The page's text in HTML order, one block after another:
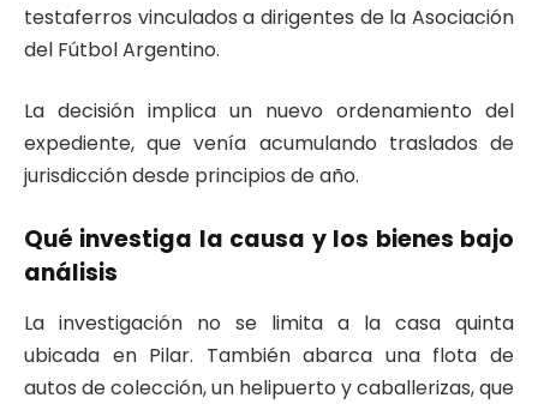
testaferros vinculados a dirigentes de la Asociación
del Fútbol Argentino.
La decisión implica un nuevo ordenamiento del
expediente, que venía acumulando traslados de
jurisdicción desde principios de año.
Qué investiga la causa y los bienes bajo
análisis
La investigación no se limita a la casa quinta
ubicada en Pilar. También abarca una flota de
autos de colección, un helipuerto y caballerizas, que